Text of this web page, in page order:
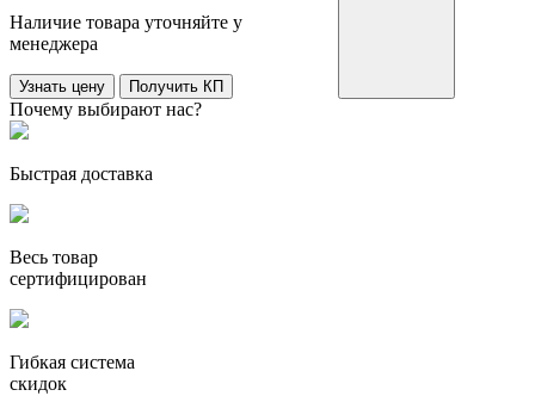
Наличие товара уточняйте у
менеджера
Узнать цену Получить КП
Почему выбирают нас?
Быстрая доставка
Весь товар
сертифицирован
Гибкая система
скидок